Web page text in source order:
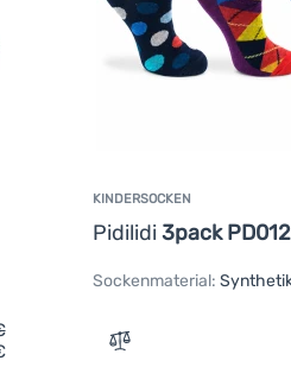
3pack PD0131-02' hinzufügen
KINDERSOCKEN
Pidilidi 3pack
Sockenmaterial:
Zum Vergleich